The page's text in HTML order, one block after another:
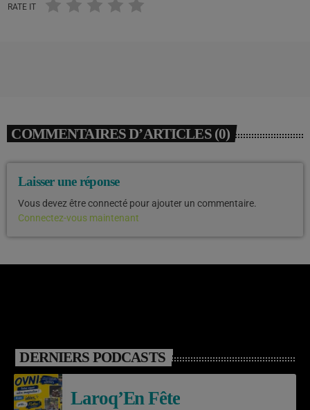
RATE IT
COMMENTAIRES D’ARTICLES (0)
Laisser une réponse
Vous devez être connecté pour ajouter un commentaire.
Connectez-vous maintenant
DERNIERS PODCASTS
Laroq’En Fête